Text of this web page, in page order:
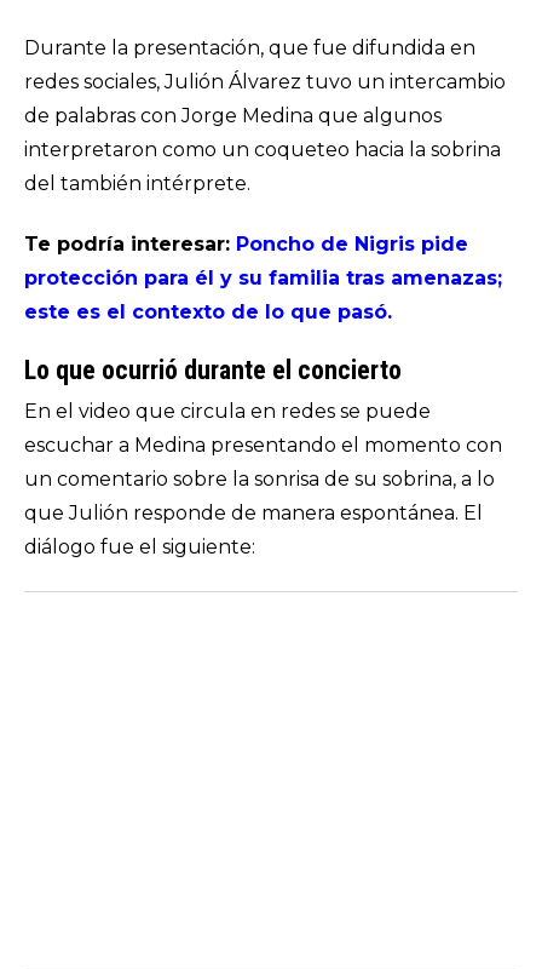
Durante la presentación, que fue difundida en
redes sociales, Julión Álvarez tuvo un intercambio
de palabras con Jorge Medina que algunos
interpretaron como un coqueteo hacia la sobrina
del también intérprete.
Te podría interesar: Poncho de Nigris pide
protección para él y su familia tras amenazas;
este es el contexto de lo que pasó.
Lo que ocurrió durante el concierto
En el video que circula en redes se puede
escuchar a Medina presentando el momento con
un comentario sobre la sonrisa de su sobrina, a lo
que Julión responde de manera espontánea. El
diálogo fue el siguiente: